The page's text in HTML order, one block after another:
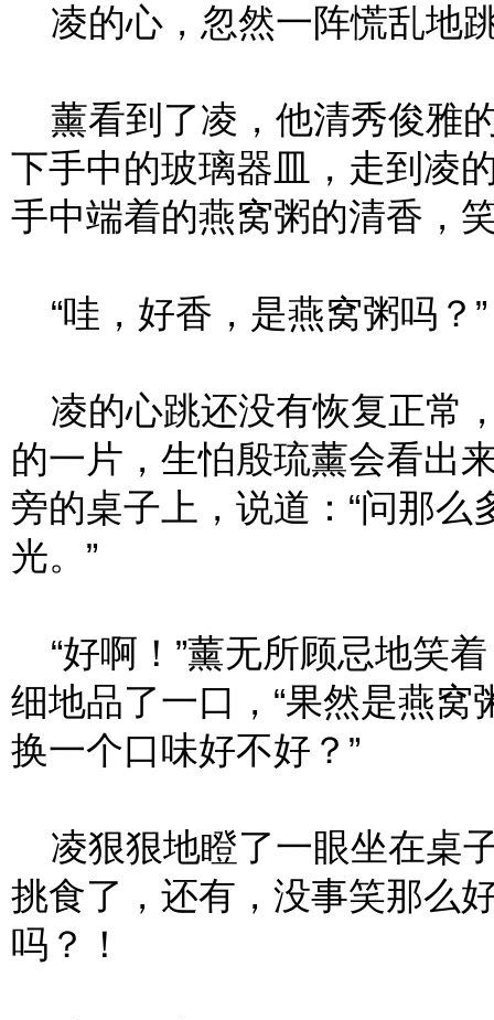
凌的心，忽然一阵慌乱地
薰看到了凌，他清秀俊雅
下手中的玻璃器皿，走到凌
手中端着的燕窝粥的清香，
“哇，好香，是燕窝粥吗？”
凌的心跳还没有恢复正常
的一片，生怕殷琉薰会看出
旁的桌子上，说道：“问那
光。”
“好啊！”薰无所顾忌地笑
细地品了一口，“果然是燕
换一个口味好不好？”
凌狠狠地瞪了一眼坐在桌
挑食了，还有，没事笑那么
吗？！